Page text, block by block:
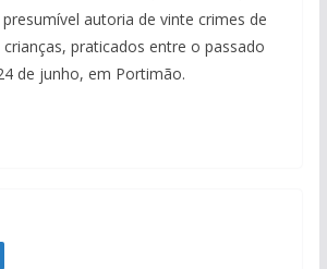
autoria de vinte crimes de
praticados entre o passado
de junho, em Portimão.